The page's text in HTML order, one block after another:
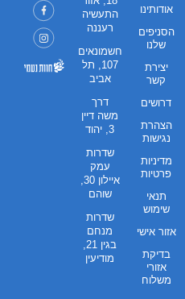
אודותינו
הסניפים
שלנו
יצירת
קשר
דרושים
הצהרת
נגישות
מדיניות
פרטיות
תנאי
שימוש
אזור אישי
בדיקת
אזורי
משלוח
התעשיה
רעננה
חשמונאים
107, תל
אביב
דרך
משה דיין
3, יהוד
שדרות
עמק
שוהם
שדרות
מנחם
מודיעין